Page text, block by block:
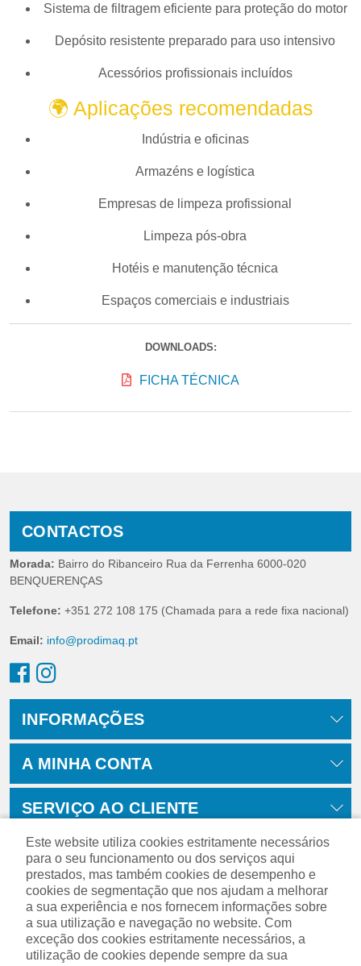
Sistema de filtragem eficiente para proteção do motor
Depósito resistente preparado para uso intensivo
Acessórios profissionais incluídos
🌍 Aplicações recomendadas
Indústria e oficinas
Armazéns e logística
Empresas de limpeza profissional
Limpeza pós-obra
Hotéis e manutenção técnica
Espaços comerciais e industriais
DOWNLOADS:
FICHA TÉCNICA
CONTACTOS
Morada: Bairro do Ribanceiro Rua da Ferrenha 6000-020
BENQUERENÇAS
Telefone: +351 272 108 175 (Chamada para a rede fixa nacional)
Email: info@prodimaq.pt
INFORMAÇÕES
A MINHA CONTA
SERVIÇO AO CLIENTE
Este website utiliza cookies estritamente necessários
para o seu funcionamento ou dos serviços aqui
prestados, mas também cookies de desempenho e
cookies de segmentação que nos ajudam a melhorar
a sua experiência e nos fornecem informações sobre
a sua utilização e navegação no website. Com
exceção dos cookies estritamente necessários, a
utilização de cookies depende sempre da sua